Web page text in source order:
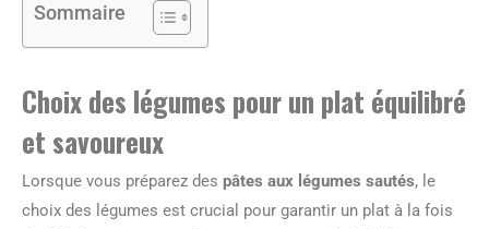
Sommaire
Choix des légumes pour un plat équilibré
et savoureux
Lorsque vous préparez des pâtes aux légumes sautés, le
choix des légumes est crucial pour garantir un plat à la fois